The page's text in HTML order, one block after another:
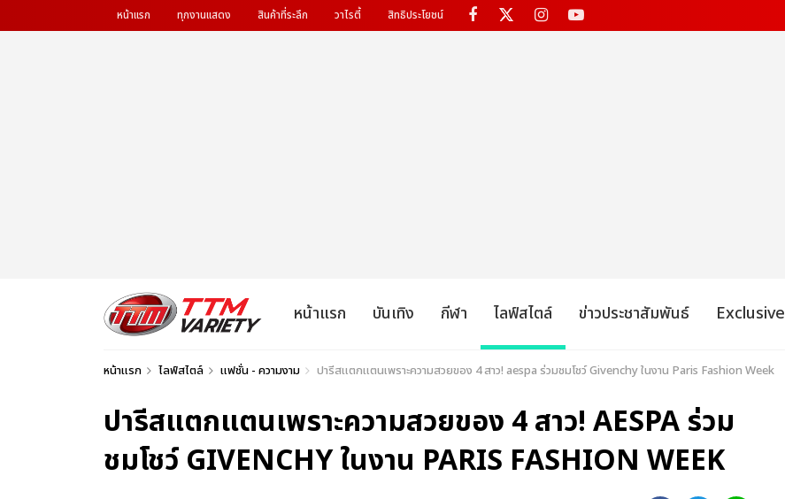
หน้าแรก ทุกงานแสดง สินค้าที่ระลึก วาไรตี้ สิทธิประโยชน์
หน้าแรก บันเทิง กีฬา ไลฟ์สไตล์ ข่าวประชาสัมพันธ์ Exclusive
หน้าแรก ไลฟ์สไตล์ แฟชั่น - ความงาม ปารีสแตกแตนเพราะความสวยของ 4 สาว! aespa ร่วมชมโชว์ Givenchy ในงาน Paris Fashion Week
ปารีสแตกแตนเพราะความสวยของ 4 สาว! AESPA ร่วม
ชมโชว์ GIVENCHY ในงาน PARIS FASHION WEEK